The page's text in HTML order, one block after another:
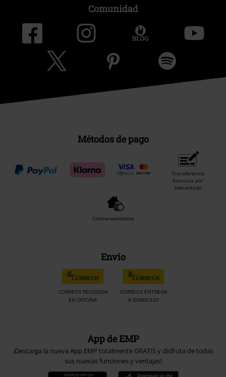
Comunidad
Métodos de pago
Transferencia
bancaria por
adelantado
Contrareembolso
Envío
CORREOS RECOGIDA
EN OFICINA
CORREOS ENTREGA
A DOMICILIO
App de EMP
¡Descarga la nueva App EMP totalmente GRATIS y disfruta de todas
sus nuevas funciones y ventajas!